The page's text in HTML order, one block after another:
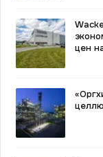
цен